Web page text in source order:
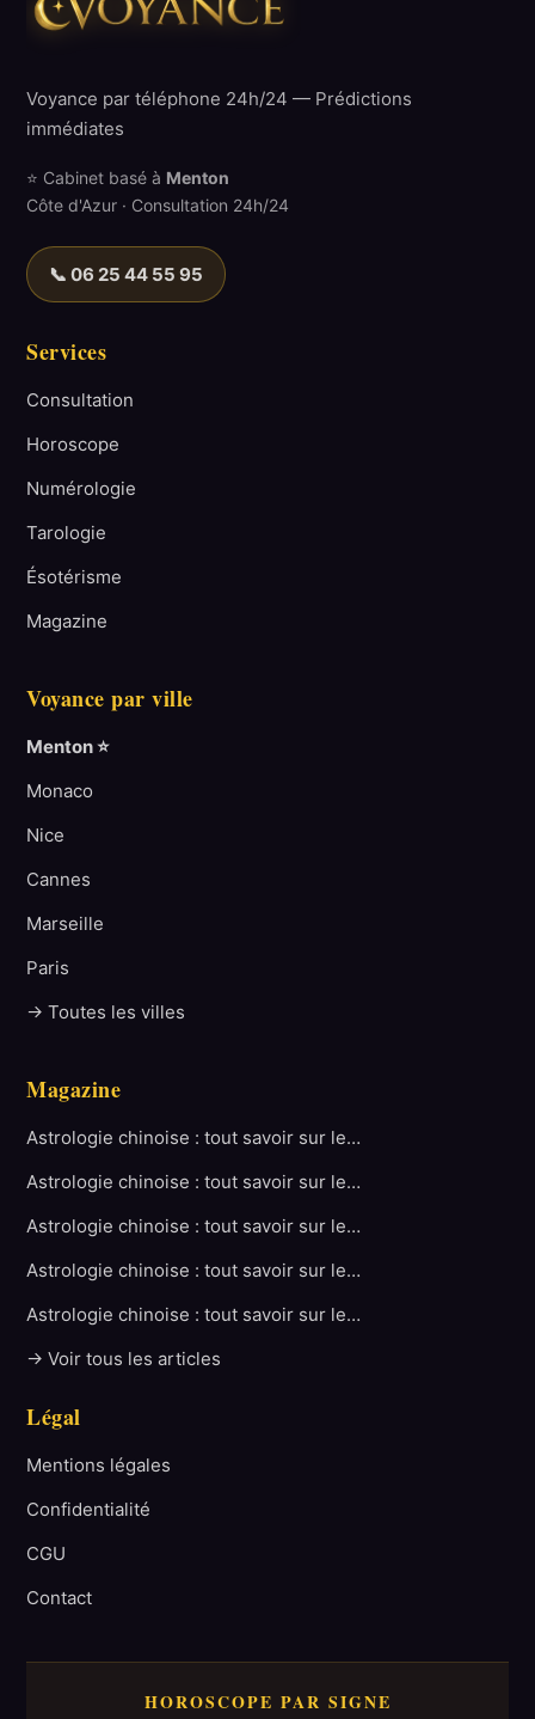
Voyance par téléphone 24h/24 — Prédictions
immédiates
⭐ Cabinet basé à Menton
Côte d'Azur · Consultation 24h/24
📞 06 25 44 55 95
Services
Consultation
Horoscope
Numérologie
Tarologie
Ésotérisme
Magazine
Voyance par ville
Menton ⭐
Monaco
Nice
Cannes
Marseille
Paris
→ Toutes les villes
Magazine
Astrologie chinoise : tout savoir sur le…
Astrologie chinoise : tout savoir sur le…
Astrologie chinoise : tout savoir sur le…
Astrologie chinoise : tout savoir sur le…
Astrologie chinoise : tout savoir sur le…
→ Voir tous les articles
Légal
Mentions légales
Confidentialité
CGU
Contact
HOROSCOPE PAR SIGNE